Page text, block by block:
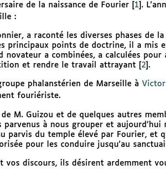
de la naissance de Fourier[ 1 .
:
a raconté les diverses phases de
principaux points de doctrine, il a mis
novateur a combinées, a calculées
et rendre le travail attrayant[ 2] .
phalanstérien de Marseille à
fouriériste.
de M. Guizou et de quelques autres
parvenus à nous grouper et
parvis du temple élevé par Fourier, et
pour les conduire jusqu’au
vos discours, ils désirent ardemment